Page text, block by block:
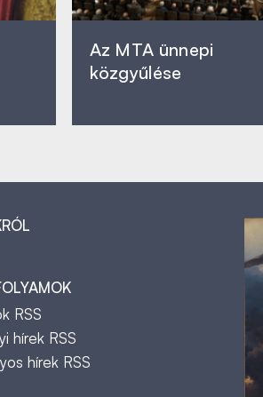
Az MTA ünnepi
közgyűlése
RSS
hírek RSS
hírek RSS